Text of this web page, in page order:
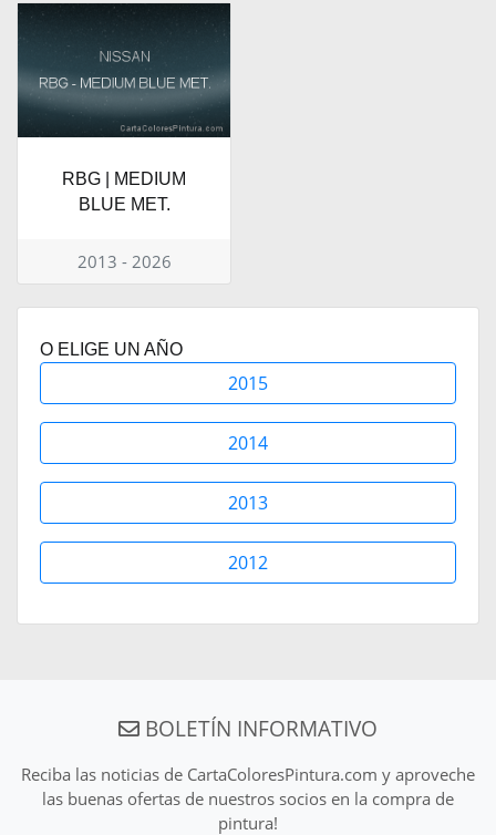
RBG | MEDIUM
BLUE MET.
2013 - 2026
O ELIGE UN AÑO
2015
2014
2013
2012
BOLETÍN INFORMATIVO
Reciba las noticias de CartaColoresPintura.com y aproveche
las buenas ofertas de nuestros socios en la compra de
pintura!